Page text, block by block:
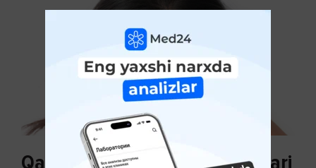
Qazg'oq paydo bo'lishi sabablari